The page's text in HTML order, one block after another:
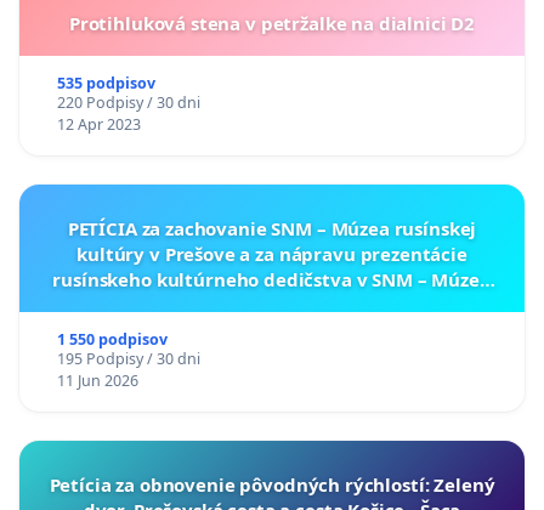
Protihluková stena v petržalke na dialnici D2
535 podpisov
220 Podpisy / 30 dni
12 Apr 2023
PETÍCIA za zachovanie SNM – Múzea rusínskej
kultúry v Prešove a za nápravu prezentácie
rusínskeho kultúrneho dedičstva v SNM – Múzeu
1 550 podpisov
195 Podpisy / 30 dni
11 Jun 2026
​Petícia za obnovenie pôvodných rýchlostí: Zelený